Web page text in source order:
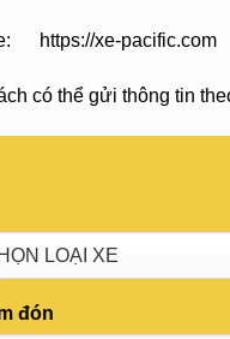
https://xe-pacific.com
có thể gửi thông tin
đón